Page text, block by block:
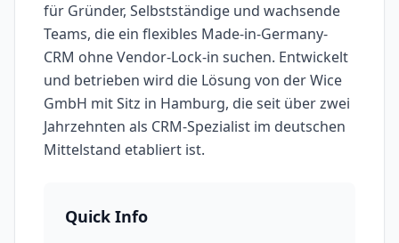
für Gründer, Selbstständige und wachsende
Teams, die ein flexibles Made-in-Germany-
CRM ohne Vendor-Lock-in suchen. Entwickelt
und betrieben wird die Lösung von der Wice
GmbH mit Sitz in Hamburg, die seit über zwei
Jahrzehnten als CRM-Spezialist im deutschen
Mittelstand etabliert ist.
Quick Info